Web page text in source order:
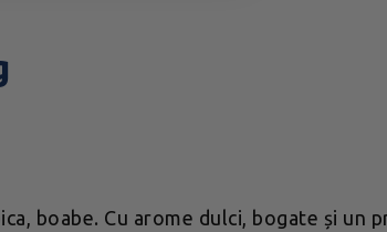
boabe. Cu arome dulci, bogate și un